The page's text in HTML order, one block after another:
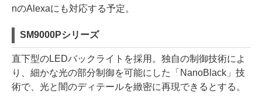
nのAlexaにも対応する予定。
SM9000Pシリーズ
直下型のLEDバックライトを採用。独自の制御技術によ
り、細かな光の部分制御を可能にした「NanoBlack」技
術で、光と闇のディテールを緻密に再現できるとする。